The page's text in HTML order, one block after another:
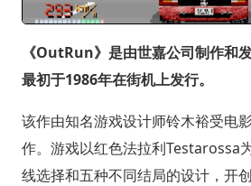
《OutRun》是由世嘉公司制作和
最初于1986年在街机上发行。
该作由知名游戏设计师铃木裕受电
作。游戏以红色法拉利Testarossa
线选择和五种不同结局的设计，开